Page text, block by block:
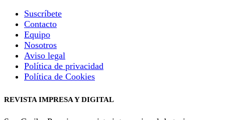
Suscríbete
Contacto
Equipo
Nosotros
Aviso legal
Política de privacidad
Política de Cookies
REVISTA IMPRESA Y DIGITAL